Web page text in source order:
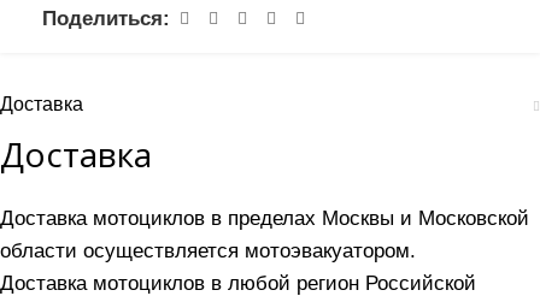
Поделиться:
Доставка
Доставка
Доставка мотоциклов в пределах Москвы и Московской
области осуществляется мотоэвакуатором.
Доставка мотоциклов в любой регион Российской